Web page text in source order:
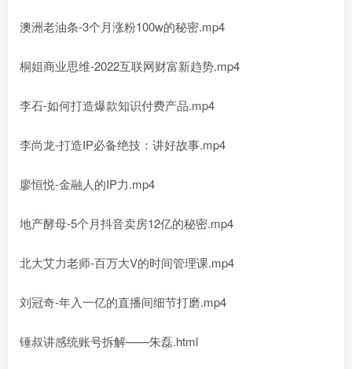
澳洲老油条-3个月涨粉100w的秘密.mp4
桐姐商业思维-2022互联网财富新趋势.mp4
李石-如何打造爆款知识付费产品.mp4
李尚龙-打造IP必备绝技：讲好故事.mp4
廖恒悦-金融人的IP力.mp4
地产酵母-5个月抖音卖房12亿的秘密.mp4
北大艾力老师-百万大V的时间管理课.mp4
刘冠奇-年入一亿的直播间细节打磨.mp4
锤叔讲感统账号拆解——朱磊.html